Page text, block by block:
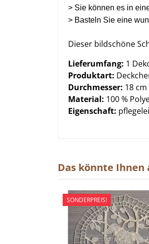
> Sie können es in
> Basteln Sie eine
Dieser bildschöne
Lieferumfang: 1
Produktart:
Durchmesser: 18 cm
Material: 100 %
Eigenschaft:
Das könnte Ihnen
SONDERPREIS!